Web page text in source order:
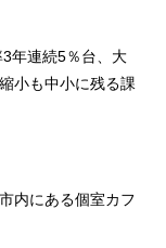
3年連続5％台、大
小も中小に残る課
内にある個室カフ